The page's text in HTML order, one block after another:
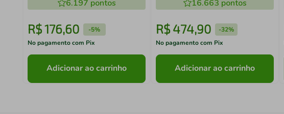
6.197 pontos
R$176,60 -5%
No pagamento com Pix
Adicionar ao carrinho
16.663 pontos
R$ 474,90 -32%
No pagamento com Pix
Adicionar ao carrinho